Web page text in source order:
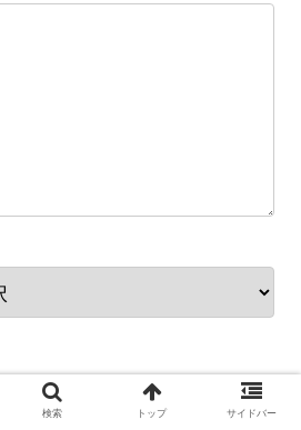
Chinoba
© 2021 Chinoba.
検索 トップ サイドバー